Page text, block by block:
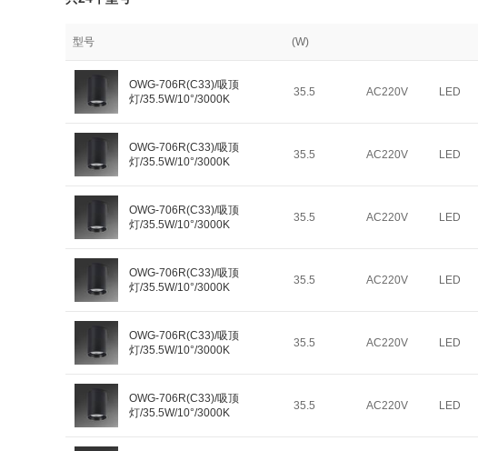
型号 (W)
OWG-706R(C33)/吸顶
灯/35.5W/10°/3000K
35.5 AC220V LED
OWG-706R(C33)/吸顶
灯/35.5W/10°/3000K
35.5 AC220V LED
OWG-706R(C33)/吸顶
灯/35.5W/10°/3000K
35.5 AC220V LED
OWG-706R(C33)/吸顶
灯/35.5W/10°/3000K
35.5 AC220V LED
OWG-706R(C33)/吸顶
灯/35.5W/10°/3000K
35.5 AC220V LED
OWG-706R(C33)/吸顶
灯/35.5W/10°/3000K
35.5 AC220V LED